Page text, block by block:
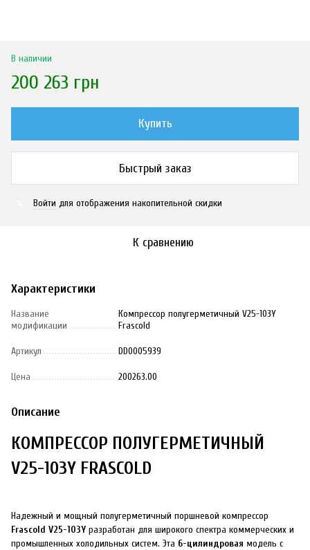
В наличии
200 263 грн
Купить
Быстрый заказ
Войти для отображения накопительной скидки
К сравнению
Характеристики
Название
модификации
Компрессор полугерметичный V25-103Y
Frascold
Артикул DD0005939
Цена 200263.00
Описание
КОМПРЕССОР ПОЛУГЕРМЕТИЧНЫЙ
V25-103Y FRASCOLD
Надежный и мощный полугерметичный поршневой компрессор
Frascold V25-103Y разработан для широкого спектра коммерческих и
промышленных холодильных систем. Эта 6-цилиндровая модель с